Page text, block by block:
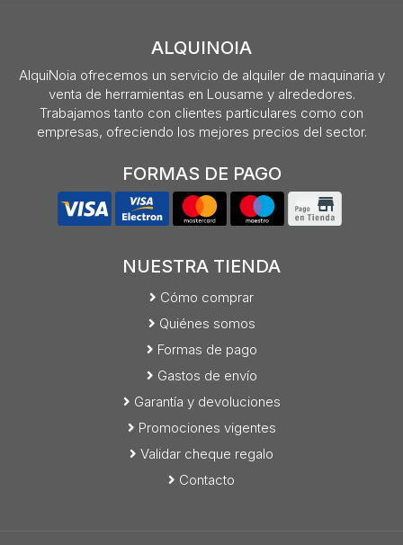
ALQUINOIA
AlquiNoia ofrecemos un servicio de alquiler de maquinaria y
venta de herramientas en Lousame y alrededores.
Trabajamos tanto con clientes particulares como con
empresas, ofreciendo los mejores precios del sector.
FORMAS DE PAGO
NUESTRA TIENDA
Cómo comprar
Quiénes somos
Formas de pago
Gastos de envío
Garantía y devoluciones
Promociones vigentes
Validar cheque regalo
Contacto